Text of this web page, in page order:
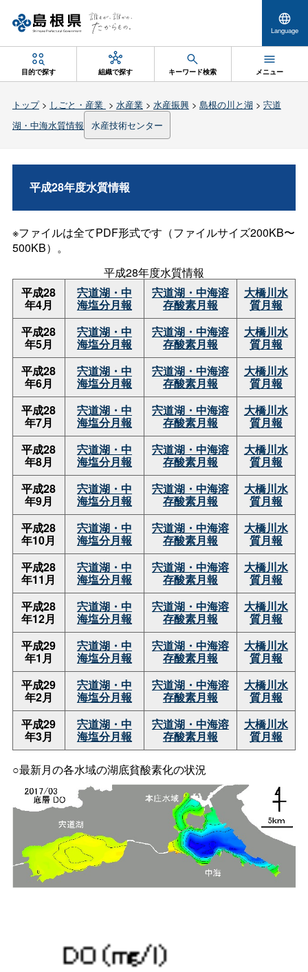
Language
目的で探す 組織で探す キーワード検索 メニュー
トップ> しごと・産業 > 水産業> 水産振興> 島根の川と湖 > 宍道
湖・中海水質情報
水産技術センター
平成28年度水質情報
※ファイルは全てPDF形式です（ファイルサイズ200KB〜
500KB）。
平成28年度水質情報
平成28
年4月
宍道湖・中
海塩分月報
宍道湖・中海溶
存酸素月報
大橋川水
質月報
平成28
年5月
宍道湖・中
海塩分月報
宍道湖・中海溶
存酸素月報
大橋川水
質月報
平成28
年6月
宍道湖・中
海塩分月報
宍道湖・中海溶
存酸素月報
大橋川水
質月報
平成28
年7月
宍道湖・中
海塩分月報
宍道湖・中海溶
存酸素月報
大橋川水
質月報
平成28
年8月
宍道湖・中
海塩分月報
宍道湖・中海溶
存酸素月報
大橋川水
質月報
平成28
年9月
宍道湖・中
海塩分月報
宍道湖・中海溶
存酸素月報
大橋川水
質月報
平成28
年10月
宍道湖・中
海塩分月報
宍道湖・中海溶
存酸素月報
大橋川水
質月報
平成28
年11月
宍道湖・中
海塩分月報
宍道湖・中海溶
存酸素月報
大橋川水
質月報
平成28
年12月
宍道湖・中
海塩分月報
宍道湖・中海溶
存酸素月報
大橋川水
質月報
平成29
年1月
宍道湖・中
海塩分月報
宍道湖・中海溶
存酸素月報
大橋川水
質月報
平成29
年2月
宍道湖・中
海塩分月報
宍道湖・中海溶
存酸素月報
大橋川水
質月報
平成29
年3月
宍道湖・中
海塩分月報
宍道湖・中海溶
存酸素月報
大橋川水
質月報
○最新月の各水域の湖底貧酸素化の状況